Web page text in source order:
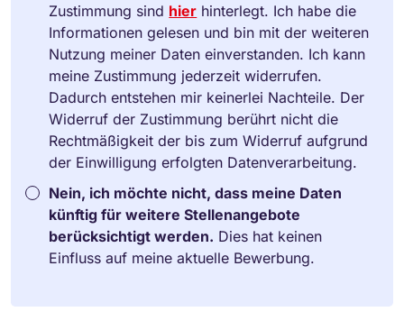
Zustimmung sind hier hinterlegt. Ich habe die
Informationen gelesen und bin mit der weiteren
Nutzung meiner Daten einverstanden. Ich kann
meine Zustimmung jederzeit widerrufen.
Dadurch entstehen mir keinerlei Nachteile. Der
Widerruf der Zustimmung berührt nicht die
Rechtmäßigkeit der bis zum Widerruf aufgrund
der Einwilligung erfolgten Datenverarbeitung.
Nein, ich möchte nicht, dass meine Daten
künftig für weitere Stellenangebote
berücksichtigt werden. Dies hat keinen
Einfluss auf meine aktuelle Bewerbung.